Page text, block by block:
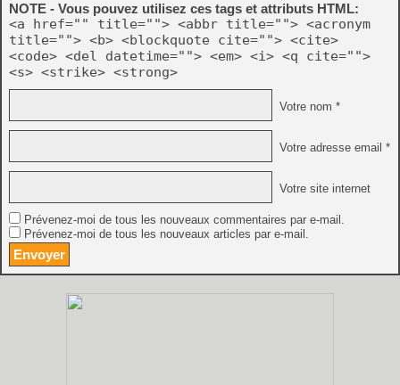
NOTE - Vous pouvez utilisez ces tags et attributs HTML:
<a href="" title=""> <abbr title=""> <acronym
title=""> <b> <blockquote cite=""> <cite>
<code> <del datetime=""> <em> <i> <q cite="">
<s> <strike> <strong>
Votre nom *
Votre adresse email *
Votre site internet
Prévenez-moi de tous les nouveaux commentaires par e-mail.
Prévenez-moi de tous les nouveaux articles par e-mail.